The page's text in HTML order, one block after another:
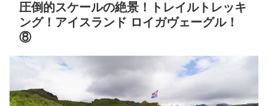
圧倒的スケールの絶景！トレイルトレッキ
ング！アイスランド ロイガヴェーグル！
⑧